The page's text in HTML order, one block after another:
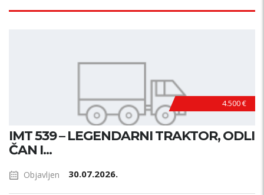
4.500 €
IMT 539 – LEGENDARNI TRAKTOR, ODLI
ČAN I...
Objavljen 30.07.2026.